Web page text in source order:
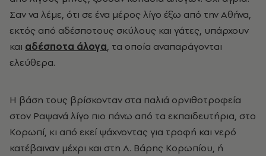
Σαν να λέμε, ότι σε ένα μέρος λίγο έξω από την Αθήνα,
εκτός από αδέσποτους σκύλους και γάτες, υπάρχουν
και αδέσποτα άλογα, τα οποία αναπαράγονται
ελεύθερα.
Η βάση τους βρίσκονταν στα παλιά ορνιθοτροφεία
στον Ραψανά λίγο πιο πάνω από τα εκπαιδευτήρια, στο
Κορωπί, κι από εκεί ψάχνοντας για τροφή και νερό
κατέβαιναν μέχρι και στη Λ. Βάρης Κορωπίου, ή